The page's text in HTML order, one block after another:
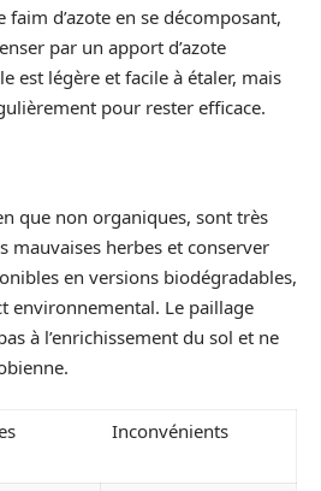
d’azote en se décomposant,
par un apport d’azote
est légère et facile à étaler, mais
pour rester efficace.
que non organiques, sont très
mauvaises herbes et conserver
en versions biodégradables,
environnemental. Le paillage
à l’enrichissement du sol et ne
Inconvénients